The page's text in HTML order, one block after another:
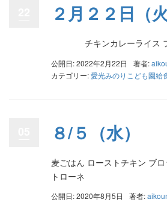
２月２２日（火
チキンカレーライス フ
公開日: 2022年2月22日 著者:
カテゴリー:愛光みのりこども園給
８/５（水）
麦ごはん ローストチキン ブ
トローネ
公開日: 2020年8月5日 著者: